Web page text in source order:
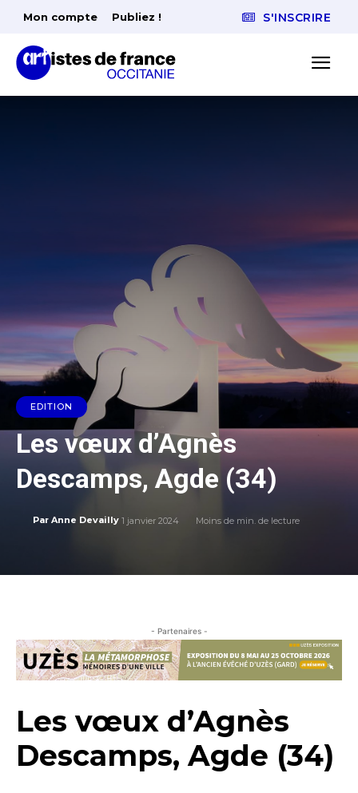
Mon compte Publiez ! S'INSCRIRE
EDITION
Les vœux d’Agnès
Descamps, Agde (34)
Par Anne Devailly 1 janvier 2024 Moins de min. de lecture
- Partenaires -
Les vœux d’Agnès
Descamps, Agde (34)